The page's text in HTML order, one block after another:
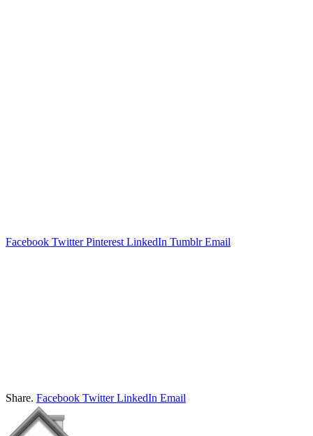
Facebook Twitter Pinterest LinkedIn Tumblr Email
Share. Facebook Twitter LinkedIn Email